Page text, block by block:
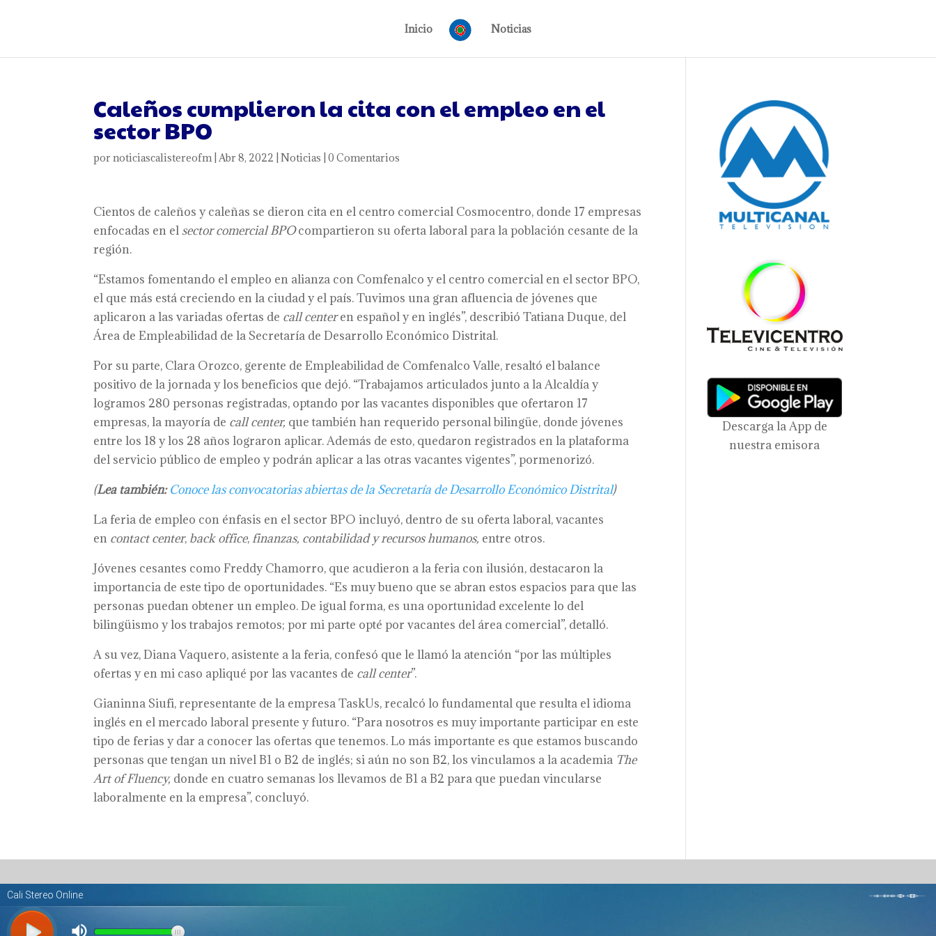
Inicio Noticias
Caleños cumplieron la cita con el empleo en el
sector BPO
pornoticiascalistereofm|Abr 8, 2022 |Noticias |0 Comentarios
Cientos de caleños y caleñas se dieron cita en el centro comercial Cosmocentro, donde 17 empresas
enfocadas en el sector comercial BPOcompartieron su oferta laboral para la población cesante de la
región.
“Estamos fomentando el empleo en alianza con Comfenalco y el centro comercial en el sector BPO,
el que más está creciendo en la ciudad y el país. Tuvimos una gran afluencia de jóvenes que
aplicaron a las variadas ofertas de call centeren español y en inglés”, describió Tatiana Duque, del
Área de Empleabilidad de la Secretaría de Desarrollo Económico Distrital.
Por su parte, Clara Orozco, gerente de Empleabilidad de Comfenalco Valle, resaltó el balance
positivo de la jornada y los beneficios que dejó. “Trabajamos articulados junto a la Alcaldía y
logramos 280 personas registradas, optando por las vacantes disponibles que ofertaron 17
empresas, la mayoría de call center, que también han requerido personal bilingüe, donde jóvenes
entre los 18 y los 28 años lograron aplicar. Además de esto, quedaron registrados en la plataforma
del servicio público de empleo y podrán aplicar a las otras vacantes vigentes”, pormenorizó.
(Lea también: Conoce las convocatorias abiertas de la Secretaría de Desarrollo Económico Distrital)
La feria de empleo con énfasis en el sector BPO incluyó, dentro de su oferta laboral, vacantes
en contact center, back office,finanzas, contabilidad y recursos humanos, entre otros.
Jóvenes cesantes como Freddy Chamorro, que acudieron a la feria con ilusión, destacaron la
importancia de este tipo de oportunidades. “Es muy bueno que se abran estos espacios para que las
personas puedan obtener un empleo. De igual forma, es una oportunidad excelente lo del
bilingüismo y los trabajos remotos; por mi parte opté por vacantes del área comercial”, detalló.
A su vez, Diana Vaquero, asistente a la feria, confesó que le llamó la atención “por las múltiples
ofertas y en mi caso apliqué por las vacantes de call center”.
Gianinna Siufi, representante de la empresa TaskUs, recalcó lo fundamental que resulta el idioma
inglés en el mercado laboral presente y futuro. “Para nosotros es muy importante participar en este
tipo de ferias y dar a conocer las ofertas que tenemos. Lo más importante es que estamos buscando
personas que tengan un nivel B1 o B2 de inglés; si aún no son B2, los vinculamos a la academia The
Art of Fluency, donde en cuatro semanas los llevamos de B1 a B2 para que puedan vincularse
laboralmente en la empresa”, concluyó.
Descarga la App de
nuestra emisora